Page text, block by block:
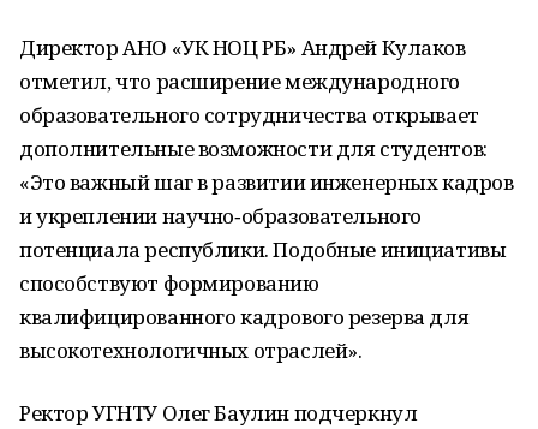
Директор АНО «УК НОЦ РБ» Андрей Кулаков
отметил, что расширение международного
образовательного сотрудничества открывает
дополнительные возможности для студентов:
«Это важный шаг в развитии инженерных кадров
и укреплении научно‑образовательного
потенциала республики. Подобные инициативы
способствуют формированию
квалифицированного кадрового резерва для
высокотехнологичных отраслей».
Ректор УГНТУ Олег Баулин подчеркнул